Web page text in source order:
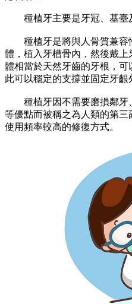
種植牙主要是牙冠、基臺
種植牙是將與人骨質兼容
體，植入牙槽骨內，然後戴
體相當於天然牙齒的牙根，
此可以穩定的支撐並固定牙齦
種植牙因不需要磨損鄰牙
等優點而被稱之為人類的第
使用頻率較高的修復方式。